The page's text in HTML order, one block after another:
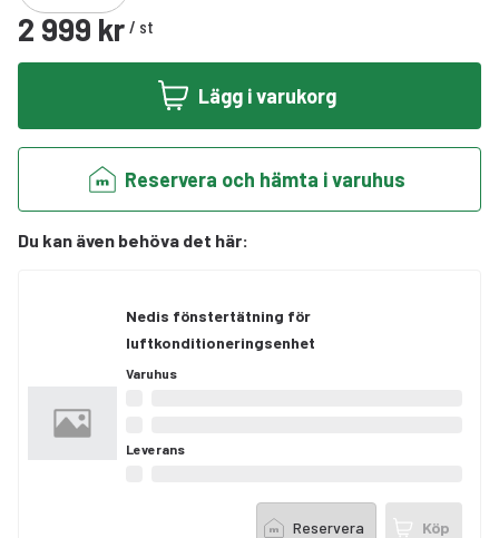
2 999 kr / st
Lägg i varukorg
Reservera och hämta i varuhus
Du kan även behöva det här:
Nedis fönstertätning för
luftkonditioneringsenhet
Varuhus
Leverans
Reservera Köp